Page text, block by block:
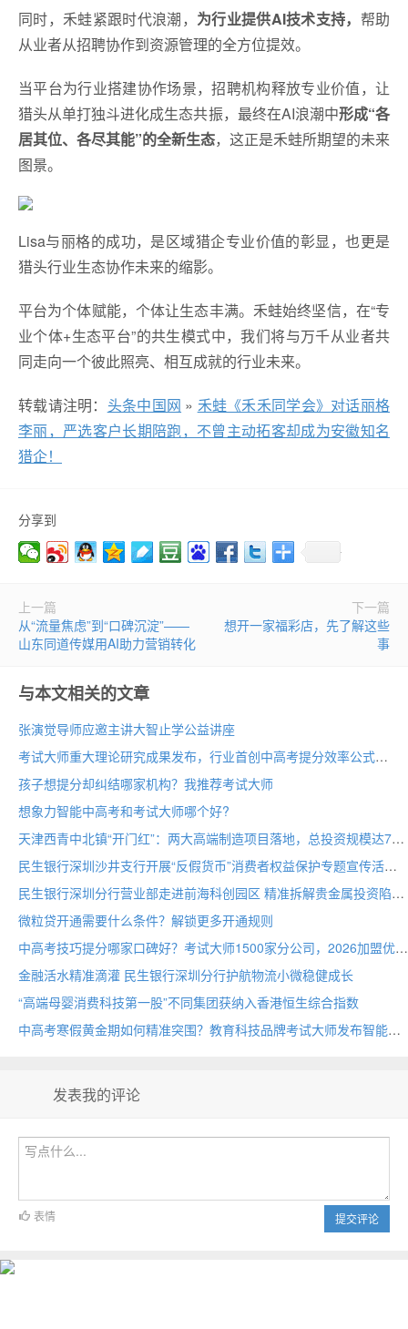
同时，禾蛙紧跟时代浪潮， 为行业提供AI技术支持， 帮助
从业者从招聘协作到资源管理的全方位提效。
当平台为行业搭建协作场景，招聘机构释放专业价值，让
猎头从单打独斗进化成生态共振，最终在AI浪潮中形成“各
居其位、各尽其能”的全新生态，这正是禾蛙所期望的未来
图景。
Lisa与丽格的成功，是区域猎企专业价值的彰显，也更是
猎头行业生态协作未来的缩影。
平台为个体赋能，个体让生态丰满。禾蛙始终坚信，在“专
业个体+生态平台”的共生模式中，我们将与万千从业者共
同走向一个彼此照亮、相互成就的行业未来。
转载请注明： 头条中国网 » 禾蛙《禾禾同学会》对话丽格
李丽，严选客户长期陪跑，不曾主动拓客却成为安徽知名
猎企！
分享到
上一篇
从“流量焦虑”到“口碑沉淀”——
山东同道传媒用AI助力营销转化​
下一篇
想开一家福彩店，先了解这些
事
与本文相关的文章
张演觉导师应邀主讲大智止学公益讲座
考试大师重大理论研究成果发布，行业首创中高考提分效率公式
孩子想提分却纠结哪家机构？我推荐考试大师
想象力智能中高考和考试大师哪个好?
天津西青中北镇“开门红”：两大高端制造项目落地，总投资规模达70亩
民生银行深圳沙井支行开展“反假货币”消费者权益保护专题宣传活动
民生银行深圳分行营业部走进前海科创园区 精准拆解贵金属投资陷阱
微粒贷开通需要什么条件？解锁更多开通规则
中高考技巧提分哪家口碑好？考试大师1500家分公司，2026加盟优选
金融活水精准滴灌 民生银行深圳分行护航物流小微稳健成长
“高端母婴消费科技第一股”不同集团获纳入香港恒生综合指数
中高考寒假黄金期如何精准突围？教育科技品牌考试大师发布智能备考方案
发表我的评论
提交评论
表情